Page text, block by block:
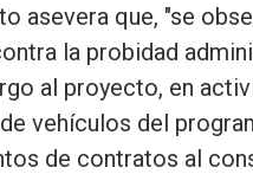
asevera que, "se
la probidad
al proyecto, en
vehículos del
de contratos al